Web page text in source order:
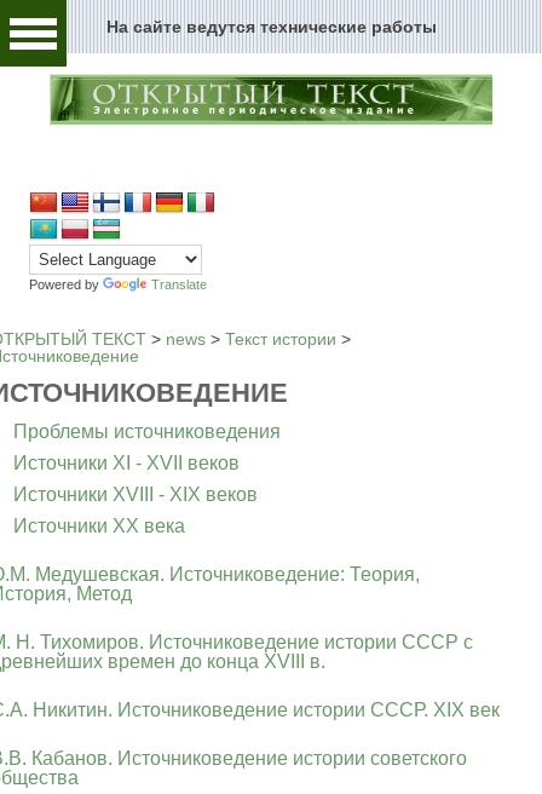
На сайте ведутся технические работы
Powered by Translate
ТЕКСТ > news > Текст истории >
Проблемы источниковедения
Источники XI - XVII веков
Источники XVIII - XIX веков
Источники XX века
Медушевская. Источниковедение: Теория,
Метод
Н. Тихомиров. Источниковедение истории СССР с
времен до конца XVIII в.
Никитин. Источниковедение истории СССР. XIX век
Кабанов. Источниковедение истории советского
Человек и текст
Текст пространства
Текст истории
Текст музыки
Текст музея
Глоссарий
Новости сайта